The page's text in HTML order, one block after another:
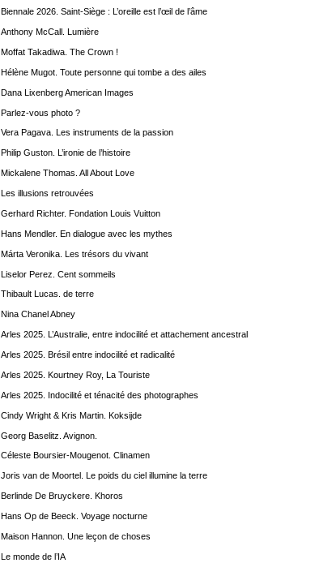
Biennale 2026. Saint-Siège : L’oreille est l’œil de l’âme
Anthony McCall. Lumière
Moffat Takadiwa. The Crown !
Hélène Mugot. Toute personne qui tombe a des ailes
Dana Lixenberg American Images
Parlez-vous photo ?
Vera Pagava. Les instruments de la passion
Philip Guston. L’ironie de l’histoire
Mickalene Thomas. All About Love
Les illusions retrouvées
Gerhard Richter. Fondation Louis Vuitton
Hans Mendler. En dialogue avec les mythes
Márta Veronika. Les trésors du vivant
Liselor Perez. Cent sommeils
Thibault Lucas. de terre
Nina Chanel Abney
Arles 2025. L’Australie, entre indocilité et attachement ancestral
Arles 2025. Brésil entre indocilité et radicalité
Arles 2025. Kourtney Roy, La Touriste
Arles 2025. Indocilité et ténacité des photographes
Cindy Wright & Kris Martin. Koksijde
Georg Baselitz. Avignon.
Céleste Boursier-Mougenot. Clinamen
Joris van de Moortel. Le poids du ciel illumine la terre
Berlinde De Bruyckere. Khoros
Hans Op de Beeck. Voyage nocturne
Maison Hannon. Une leçon de choses
Le monde de l’IA